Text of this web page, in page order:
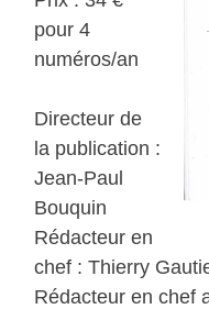
pour 4
numéros/an
Directeur de
la publication :
Jean-Paul
Bouquin
Rédacteur en
chef : Thierry
Rédacteur en chef